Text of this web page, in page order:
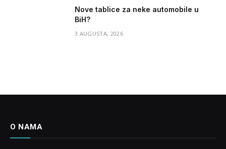
Nove tablice za neke automobile u
BiH?
3 AUGUSTA, 2026
O NAMA